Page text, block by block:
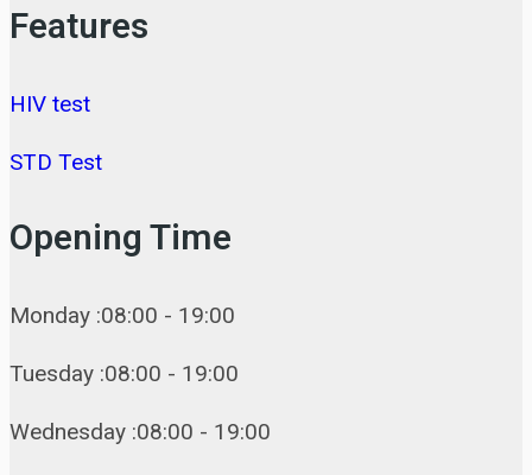
Features
HIV test
STD Test
Opening Time
Monday :08:00 - 19:00
Tuesday :08:00 - 19:00
Wednesday :08:00 - 19:00